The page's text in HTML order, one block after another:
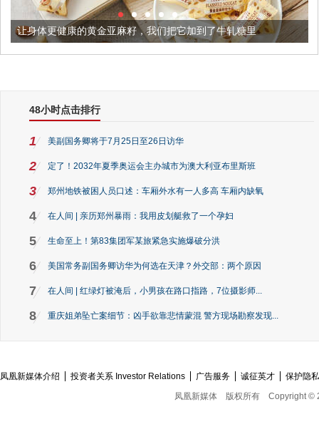
的黄金亚麻籽，我们把它加到了牛轧糖里 被列入佛家七
48小时点击排行
1 美副国务卿将于7月25日至26日访华
2 定了！2032年夏季奥运会主办城市为澳大利亚布里斯班
3 郑州地铁被困人员口述：车厢外水有一人多高 车厢内缺氧
4 在人间 | 亲历郑州暴雨：我用皮划艇救了一个孕妇
5 生命至上！第83集团军某旅紧急实施爆破分洪
6 美国常务副国务卿访华为何选在天津？外交部：两个原因
7 在人间 | 红绿灯被淹后，小男孩在路口指路，7位摄影师...
8 重庆姐弟坠亡案细节：凶手欲靠悲情蒙混 警方现场勘察发现...
凤凰新媒体介绍 投资者关系 Investor Relations 广告服务 诚征英才
保护隐
凤凰新媒体
版权所有 Copyright ©